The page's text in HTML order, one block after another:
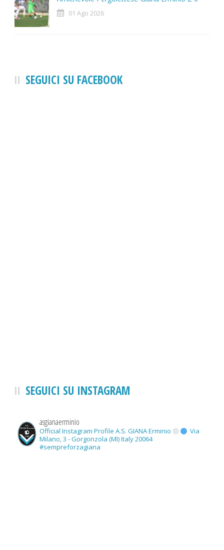
01 Ago 2026
SEGUICI SU FACEBOOK
SEGUICI SU INSTAGRAM
asgianaerminio
Official Instagram Profile A.S. GIANA Erminio
Via
Milano, 3 - Gorgonzola (MI) Italy 20064
#sempreforzagiana